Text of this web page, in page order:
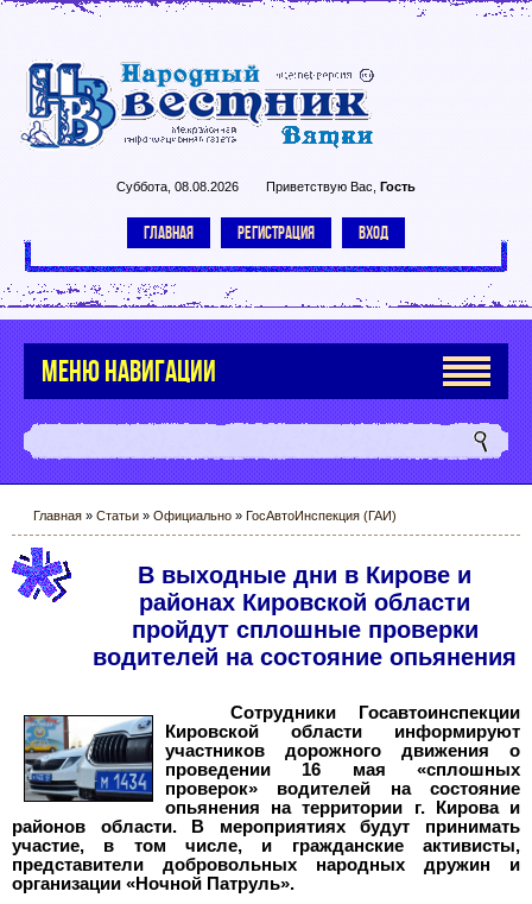
Суббота, 08.08.2026 Приветствую Вас Гость
ГЛАВНАЯ РЕГИСТРАЦИЯ ВХОД
МЕНЮ НАВИГАЦИИ
Главная » Статьи » Официально » ГосАвтоИнспекция (ГАИ)
В выходные дни в Кирове и
районах Кировской области
пройдут сплошные проверки
водителей на состояние опьянения
Сотрудники Госавтоинспекции
Кировской области информируют
участников дорожного движения о
проведении 16 мая «сплошных
проверок» водителей на состояние
опьянения на территории г. Кирова и
районов области. В мероприятиях будут принимать
участие, в том числе, и гражданские активисты,
представители добровольных народных дружин и
организации «Ночной Патруль».